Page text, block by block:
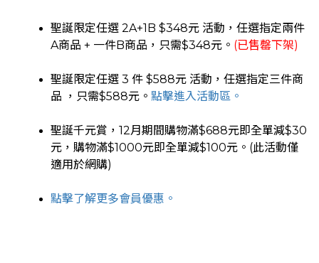
聖誕限定任選 2A+1B $348元 活動，任選指定兩件
A商品 + 一件B商品，只需$348元。 (已售罄下架)
聖誕限定任選 3 件 $588元 活動，任選指定三件商
品 ，只需$588元。 點擊進入活動區。
聖誕千元賞，12月期間購物滿$688元即全單減$30
元， 購物滿$1000元即全單減$100元。(此活動僅
適用於網購)
點擊了解更多會員優惠。